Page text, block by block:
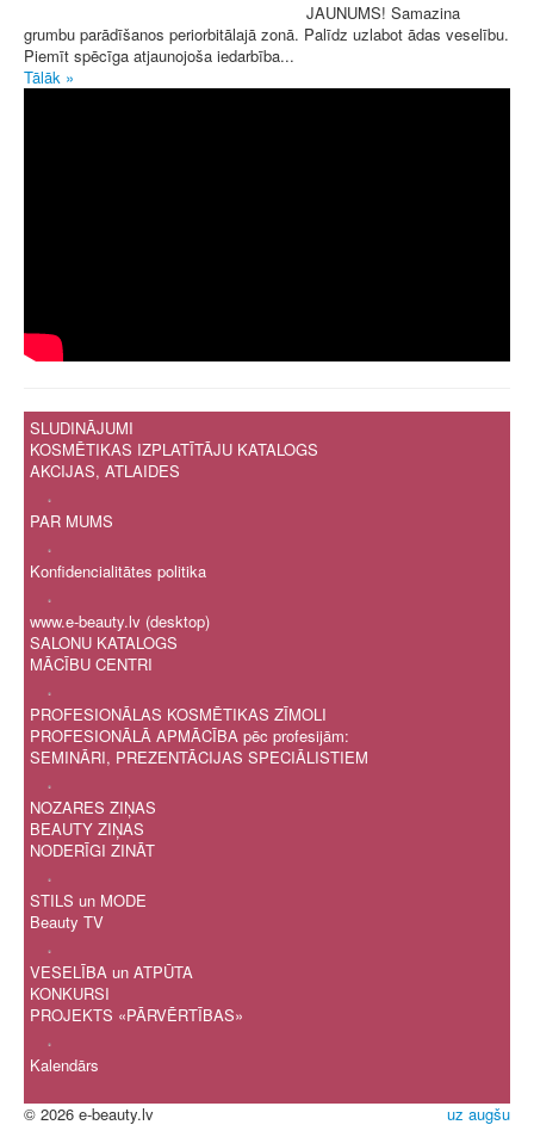
JAUNUMS! Samazina
grumbu parādīšanos periorbitālajā zonā. Palīdz uzlabot ādas veselību.
Piemīt spēcīga atjaunojoša iedarbība...
Tālāk »
SLUDINĀJUMI
KOSMĒTIKAS IZPLATĪTĀJU KATALOGS
AKCIJAS, ATLAIDES
.
PAR MUMS
.
Konfidencialitātes politika
.
www.e-beauty.lv (desktop)
SALONU KATALOGS
MĀCĪBU CENTRI
.
PROFESIONĀLAS KOSMĒTIKAS ZĪMOLI
PROFESIONĀLĀ APMĀCĪBA pēc profesijām:
SEMINĀRI, PREZENTĀCIJAS SPECIĀLISTIEM
.
NOZARES ZIŅAS
BEAUTY ZIŅAS
NODERĪGI ZINĀT
.
STILS un MODE
Beauty TV
.
VESELĪBA un ATPŪTA
KONKURSI
PROJEKTS «PĀRVĒRTĪBAS»
.
Kalendārs
uz augšu
© 2026 e-beauty.lv